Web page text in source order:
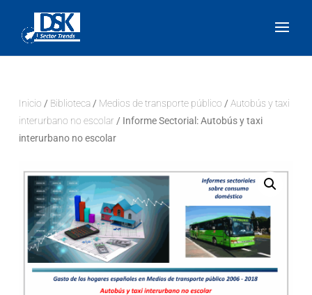
Inicio / Biblioteca/ Medios de transporte público / Autobús y taxi
interurbano no escolar / Informe Sectorial: Autobús y taxi
interurbano no escolar